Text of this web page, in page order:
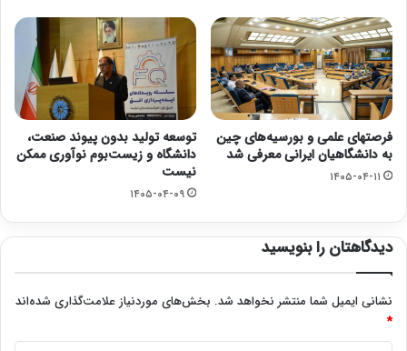
فرصتهای علمی و بورسیه‌های چین
به دانشگاهیان ایرانی معرفی شد
۱۴۰۵-۰۴-۱۱
توسعه تولید بدون پیوند صنعت،
دانشگاه و زیست‌بوم نوآوری ممکن
نیست
۱۴۰۵-۰۴-۰۹
دیدگاهتان را بنویسید
نشانی ایمیل شما منتشر نخواهد شد. بخش‌های موردنیاز علامت‌گذاری شده‌اند
*